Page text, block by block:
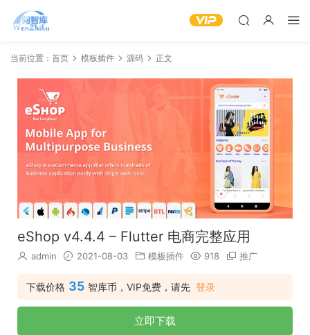
当前位置： 首页 模板插件 源码 正文
eShop v4.4.4 – Flutter 电商完整应用
admin 2021-08-03 模板插件 918 推广
下载价格 35 智库币，VIP免费，请先 登录
立即下载